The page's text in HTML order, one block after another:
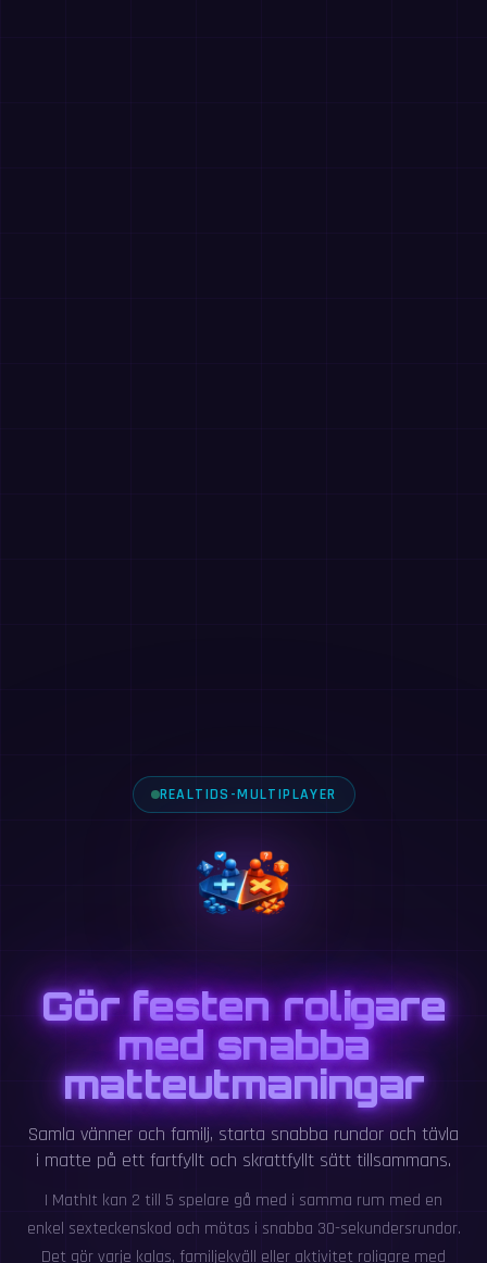
REALTIDS-MULTIPLAYER
Gör festen roligare
med snabba
matteutmaningar
Samla vänner och familj, starta snabba rundor och tävla
i matte på ett fartfyllt och skrattfyllt sätt tillsammans.
I MathIt kan 2 till 5 spelare gå med i samma rum med en
enkel sexteckenskod och mötas i snabba 30-sekundersrundor.
Det gör varje kalas, familjekväll eller aktivitet roligare med